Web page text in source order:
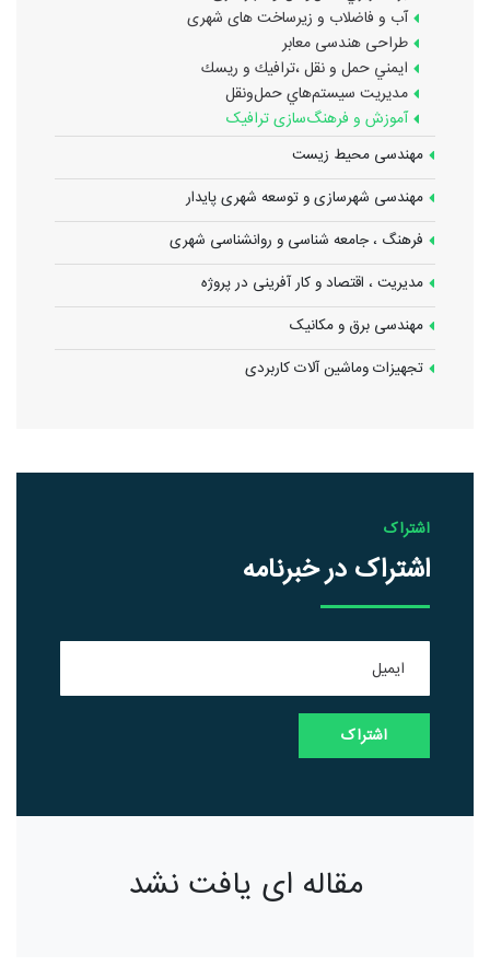
آب و فاضلاب و زیرساخت های شهری
طراحی هندسی معابر
ايمني حمل و نقل ،ترافيك و ريسك
مديريت سيستم‌هاي حمل‌و‌نقل
آموزش و فرهنگ‌سازی ترافیک
مهندسی محیط زیست
مهندسی شهرسازی و توسعه شهری پایدار
فرهنگ ، جامعه شناسی و روانشناسی شهری
مدیریت ، اقتصاد و کار آفرینی در پروژه
مهندسی برق و مکانیک
تجهیزات وماشین آلات کاربردی
اشتراک
اشتراک در خبرنامه
مقاله ای یافت نشد